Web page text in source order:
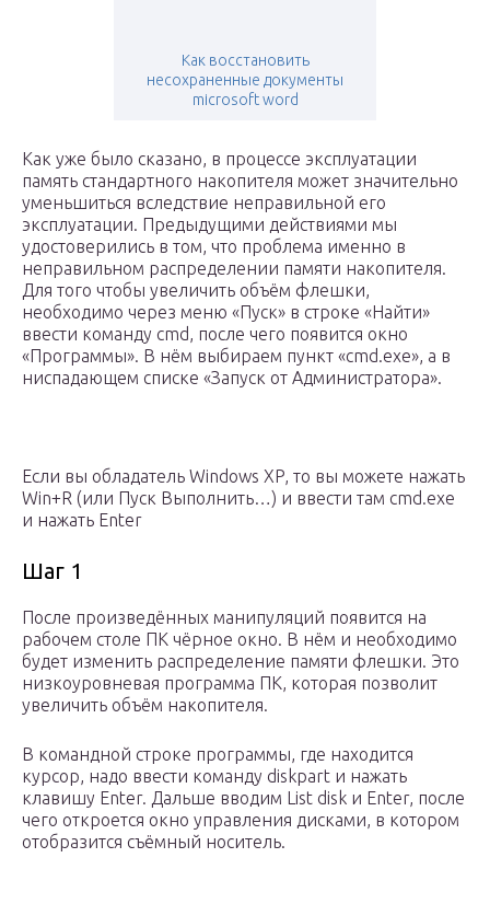
Как восстановить
несохраненные документы
microsoft word
Как уже было сказано, в процессе эксплуатации
память стандартного накопителя может значительно
уменьшиться вследствие неправильной его
эксплуатации. Предыдущими действиями мы
удостоверились в том, что проблема именно в
неправильном распределении памяти накопителя.
Для того чтобы увеличить объём флешки,
необходимо через меню «Пуск» в строке «Найти»
ввести команду cmd, после чего появится окно
«Программы». В нём выбираем пункт «cmd.exe», а в
ниспадающем списке «Запуск от Администратора».
Если вы обладатель Windows XP, то вы можете нажать
Win+R (или Пуск Выполнить…) и ввести там cmd.exe
и нажать Enter
Шаг 1
После произведённых манипуляций появится на
рабочем столе ПК чёрное окно. В нём и необходимо
будет изменить распределение памяти флешки. Это
низкоуровневая программа ПК, которая позволит
увеличить объём накопителя.
В командной строке программы, где находится
курсор, надо ввести команду diskpart и нажать
клавишу Enter. Дальше вводим List disk и Enter, после
чего откроется окно управления дисками, в котором
отобразится съёмный носитель.